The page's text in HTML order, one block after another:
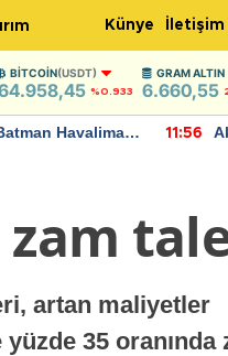
Künye İletişim
BITCOIN(USDT)
%0.933
GRAM ALTIN
6.660,55
Havalimanı
11:56
artan maliyetler
35 oranında